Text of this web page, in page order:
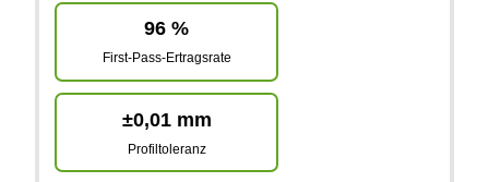
96 %
First-Pass-Ertragsrate
±0,01 mm
Profiltoleranz